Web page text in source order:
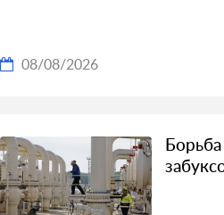
08/08/2026